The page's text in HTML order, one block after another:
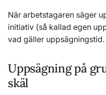
När arbetstagaren säger
initiativ (så kallad egen
vad gäller uppsägningstid.
Uppsägning på
skäl